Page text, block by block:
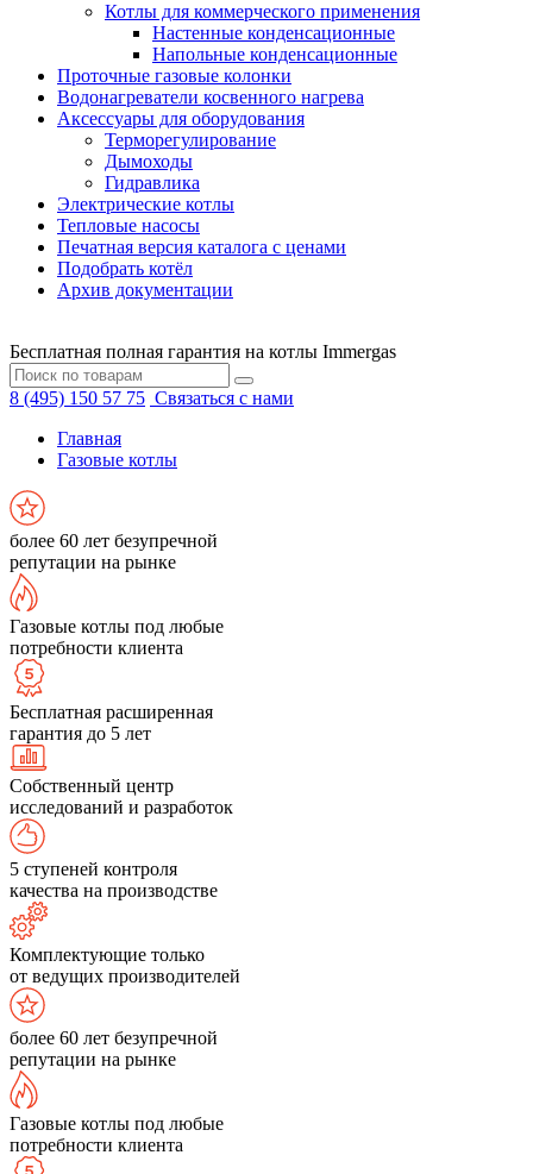
Котлы для коммерческого применения
Настенные конденсационные
Напольные конденсационные
Проточные газовые колонки
Водонагреватели косвенного нагрева
Аксессуары для оборудования
Терморегулирование
Дымоходы
Гидравлика
Электрические котлы
Тепловые насосы
Печатная версия каталога с ценами
Подобрать котёл
Архив документации
Бесплатная полная гарантия на котлы Immergas
8 (495) 150 57 75 Связаться с нами
Главная
Газовые котлы
более 60 лет безупречной
репутации на рынке
Газовые котлы под любые
потребности клиента
Бесплатная расширенная
гарантия до 5 лет
Собственный центр
исследований и разработок
5 ступеней контроля
качества на производстве
Комплектующие только
от ведущих производителей
более 60 лет безупречной
репутации на рынке
Газовые котлы под любые
потребности клиента